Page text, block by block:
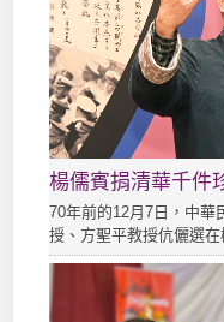
楊儒賓捐清華千件
70年前的12月7日，中華
授、方聖平教授伉儷選